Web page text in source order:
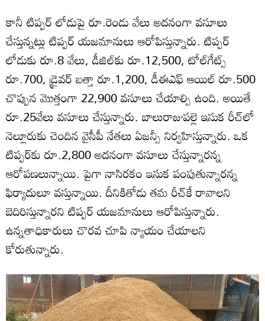
కానీ టిప్పర్‌ లోడుపై రూ.రెండు వేలు అదనంగా వసూలు
చేస్తున్నట్లు టిప్పర్‌ యజమానులు ఆరోపిస్తున్నారు. టిప్పర్‌
లోడుకు రూ.8 వేలు, డీజిల్‌కు రూ.12,500, టోల్‌గేట్స్‌
రూ.700, డ్రైవర్‌ బత్తా రూ.1,200, డీఈఎఫ్‌ ఆయిల్‌ రూ.500
చొప్పున మొత్తంగా 22,900 వసూలు చేయాల్సి ఉంది. అయితే
రూ.25వేలు వసూలు చేస్తున్నారు. బాలురాజుపల్లె ఇసుక రీచ్‌లో
నెల్లూరుకు చెందిన వైసీపీ నేతలు ఏజన్సీ నిర్వహిస్తున్నారు. ఒక
టిప్పర్‌కు రూ.2,800 అదనంగా వసూలు చేస్తున్నారన్న
ఆరోపణలున్నాయి. పైగా నాసిరకం ఇసుక పంపుతున్నారన్న
ఫిర్యాదులూ వస్తున్నాయి. దీనికితోడు తమ రీచ్‌కే రావాలని
బెదిరిస్తున్నారని టిప్పర్‌ యజమానులు ఆరోపిస్తున్నారు.
ఉన్నతాధికారులు చొరవ చూపి న్యాయం చేయాలని
కోరుతున్నారు.